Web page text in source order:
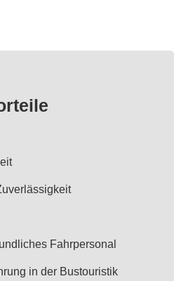
Fahrpersonal
in der Bustouristik